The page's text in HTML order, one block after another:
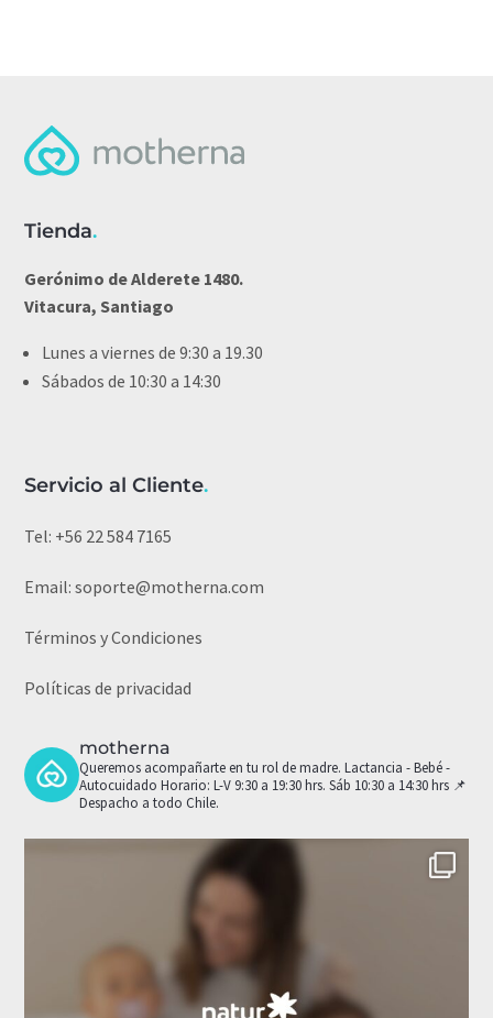
Tienda.
Gerónimo de Alderete 1480.
Vitacura, Santiago
Lunes a viernes de 9:30 a 19.30
Sábados de 10:30 a 14:30
Servicio al Cliente.
Tel: +56 22 584 7165
Email:soporte@motherna.com
Términos y Condiciones
Políticas de privacidad
motherna
Queremos acompañarte en tu rol de madre. Lactancia - Bebé -
Autocuidado Horario: L-V 9:30 a 19:30 hrs. Sáb 10:30 a 14:30 hrs 📌
Despacho a todo Chile.